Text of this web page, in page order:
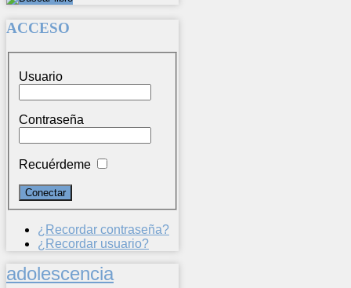
ACCESO
Usuario
Contraseña
Recuérdeme
¿Recordar contraseña?
¿Recordar usuario?
adolescencia